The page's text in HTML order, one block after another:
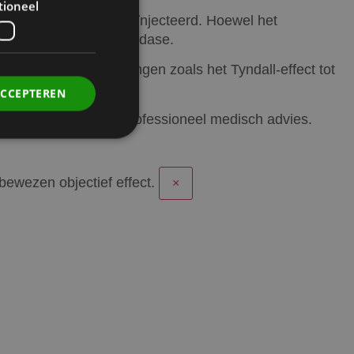
oppervlakkig is geïnjecteerd. Hoewel het
met hyaluronidase.
zodat bijwerkingen zoals het Tyndall-effect tot
beschouwd als professioneel medisch advies.
objectief effect. ×